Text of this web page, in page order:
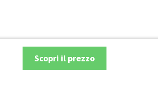
Scopri il prezzo